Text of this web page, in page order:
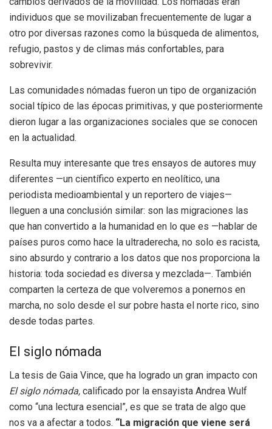
individuos que se movilizaban frecuentemente de lugar a
otro por diversas razones como la búsqueda de alimentos,
refugio, pastos y de climas más confortables, para
sobrevivir.
Las comunidades nómadas fueron un tipo de organización
social típico de las épocas primitivas, y que posteriormente
dieron lugar a las organizaciones sociales que se conocen
en la actualidad.
Resulta muy interesante que tres ensayos de autores muy
diferentes —un científico experto en neolítico, una
periodista medioambiental y un reportero de viajes—
lleguen a una conclusión similar: son las migraciones las
que han convertido a la humanidad en lo que es —hablar de
países puros como hace la ultraderecha, no solo es racista,
sino absurdo y contrario a los datos que nos proporciona la
historia: toda sociedad es diversa y mezclada—. También
comparten la certeza de que volveremos a ponernos en
marcha, no solo desde el sur pobre hasta el norte rico, sino
desde todas partes.
El siglo nómada
La tesis de Gaia Vince, que ha logrado un gran impacto con
El siglo nómada, calificado por la ensayista Andrea Wulf
como “una lectura esencial”, es que se trata de algo que
nos va a afectar a todos. “La migración que viene será